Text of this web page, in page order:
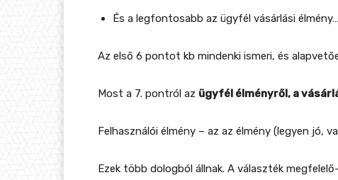
És a legfontosabb az ügyfél vásárlási élmény…
Az első 6 pontot kb mindenki ismeri, és
Most a 7. pontról az ügyfél élményről, a
Felhasználói élmény – az az élmény (legyen jó,
Ezek több dologból állnak. A választék